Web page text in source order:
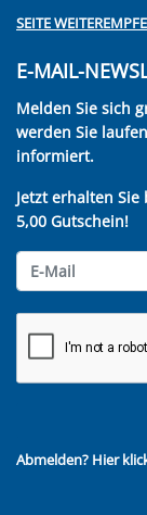
SEITE
E-MAIL-
Melden Sie sich
werden Sie
informiert.
Jetzt erhalten
5,00 Gutschein!
Abmelden? Hier